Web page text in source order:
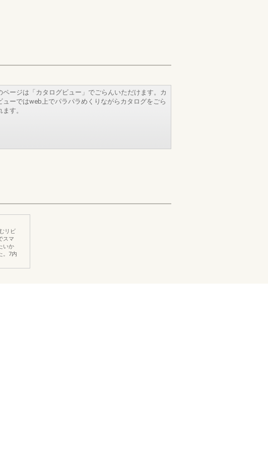
ページは「カタログビュー」でごらんいただけます。カ
ューではweb上でパラパラめくりながらカタログをごら
す。
リビ
スマ
いか
。7内